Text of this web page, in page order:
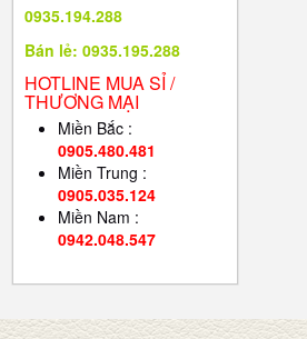
0935.194.288
Bán lẻ: 0935.195.288
HOTLINE MUA SỈ /
THƯƠNG MẠI
Miền Bắc :
0905.480.481
Miền Trung :
0905.035.124
Miền Nam :
0942.048.547